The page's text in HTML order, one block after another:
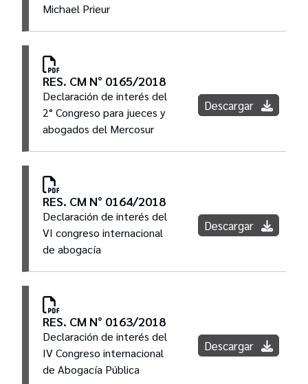
Michael Prieur
RES. CM N° 0165/2018
Declaración de interés del
2° Congreso para jueces y
abogados del Mercosur
Descargar
RES. CM N° 0164/2018
Declaración de interés del
VI congreso internacional
de abogacía
Descargar
RES. CM N° 0163/2018
Declaración de interés del
IV Congreso internacional
de Abogacía Pública
Descargar